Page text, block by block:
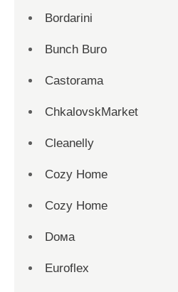
Bordarini
Bunch Buro
Castorama
ChkalovskMarket
Cleanelly
Cozy Home
Cozy Home
Dома
Euroflex